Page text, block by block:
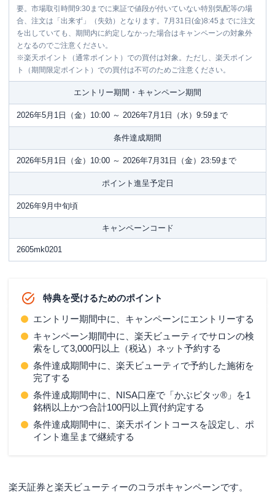
要。市場取引時間9:30までに東証で値段が付いていない特別気配等の場
合、注文は「出来ず」（失効）となります。7月31日(金)8:45までに注文
を出していても、期間内に約定しなかった場合はキャンペーンの対象外
となるのでご注意ください。
※楽天ポイント（通常ポイント）での買付は対象。ただし、楽天ポイン
ト（期間限定ポイント）での買付は不可のためご注意ください。
エントリー期間・キャンペーン期間
2026年5月1日（金）10:00 ～ 2026年7月1日（水）9:59まで
条件達成期間
2026年5月1日（金）10:00 ～ 2026年7月31日（金）23:59まで
ポイント進呈予定日
2026年9月中旬頃
キャンペーンコード
2605mk0201
特典を受けるためのポイント
エントリー期間中に、キャンペーンにエントリーする
キャンペーン期間中に、楽天ビューティでサロンの検
索をして3,000円以上（税込）ネット予約する
条件達成期間中に、楽天ビューティで予約した施術を
完了する
条件達成期間中に、NISA口座で「かぶピタッ®」を1
銘柄以上かつ合計100円以上買付約定する
条件達成期間中に、楽天ポイントコースを設定し、ポ
イント進呈まで継続する
楽天証券と楽天ビューティーのコラボキャンペーンです。